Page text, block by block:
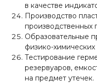
в качестве
Производство
производственных
Образовательные
физико-
Тестирование
резервуаров,
на предмет утечек.